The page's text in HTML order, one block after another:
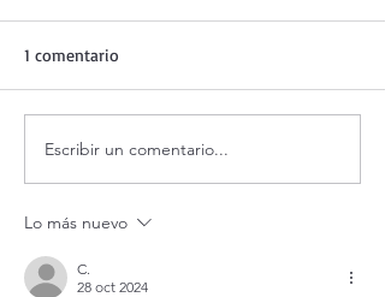
Santo Rosario de hoy
sábado. Misterios Gozosos.
1 comentario
Escribir un comentario...
Lo más nuevo
C.
28 oct 2024